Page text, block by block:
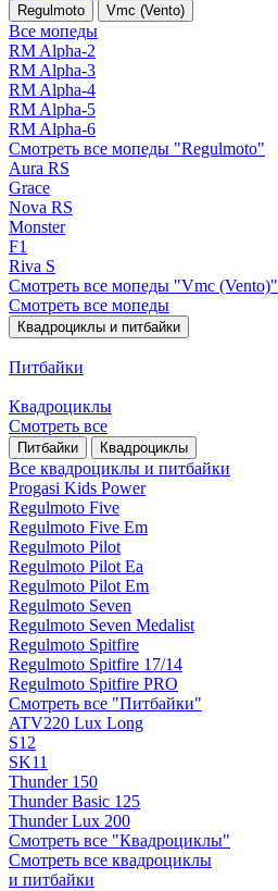
Regulmoto Vmc (Vento)
Все мопеды
RM Alpha-2
RM Alpha-3
RM Alpha-4
RM Alpha-5
RM Alpha-6
Смотреть все мопеды "Regulmoto"
Aura RS
Grace
Nova RS
Monster
F1
Riva S
Смотреть все мопеды "Vmc (Vento)"
Смотреть все мопеды
Квадроциклы и питбайки
Питбайки
Квадроциклы
Смотреть все
Питбайки Квадроциклы
Все квадроциклы и питбайки
Progasi Kids Power
Regulmoto Five
Regulmoto Five Em
Regulmoto Pilot
Regulmoto Pilot Ea
Regulmoto Pilot Em
Regulmoto Seven
Regulmoto Seven Medalist
Regulmoto Spitfire
Regulmoto Spitfire 17/14
Regulmoto Spitfire PRO
Смотреть все "Питбайки"
ATV220 Lux Long
S12
SK11
Thunder 150
Thunder Basic 125
Thunder Lux 200
Смотреть все "Квадроциклы"
Смотреть все квадроциклы
и питбайки